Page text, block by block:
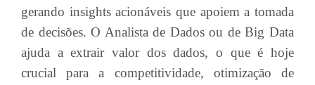
gerando insights acionáveis que apoiem a tomada
de decisões. O Analista de Dados ou de Big Data
ajuda a extrair valor dos dados, o que é hoje
crucial para a competitividade, otimização de